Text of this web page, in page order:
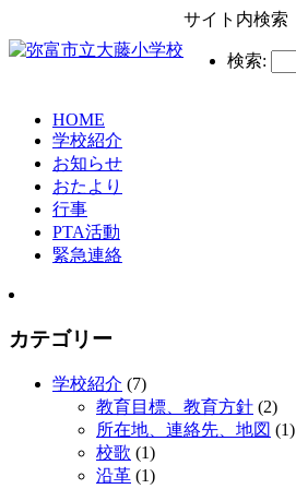
サイト内検索
検索:
HOME
学校紹介
お知らせ
おたより
行事
PTA活動
緊急連絡
カテゴリー
学校紹介 (7)
教育目標、教育方針 (2)
所在地、連絡先、地図 (1)
校歌 (1)
沿革 (1)